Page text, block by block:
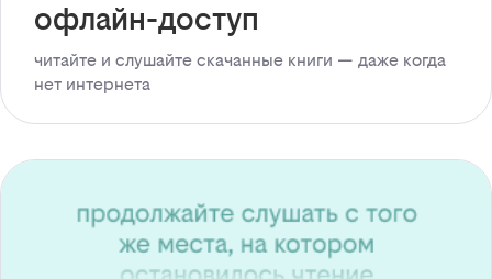
офлайн-доступ
читайте и слушайте скачанные книги — даже когда
нет интернета